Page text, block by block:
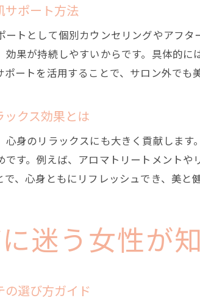
心身のバラン
エステで得ら
自分に合うエステ
カウンセリン
スタッフ対応
エステの体験
エステに通う
サポート方法
トとして個別カウンセリングやアフ
効果が持続しやすいからです。具体的
ートを活用することで、サロン外でも
クス効果とは
身のリラックスにも大きく貢献しま
す。例えば、アロマトリートメント
、心身ともにリフレッシュでき、美と
迷う女性が
選び方ガイド